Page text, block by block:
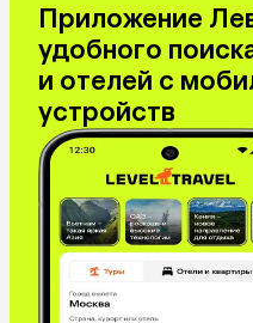
Приложение
удобного
и отелей с
устройств